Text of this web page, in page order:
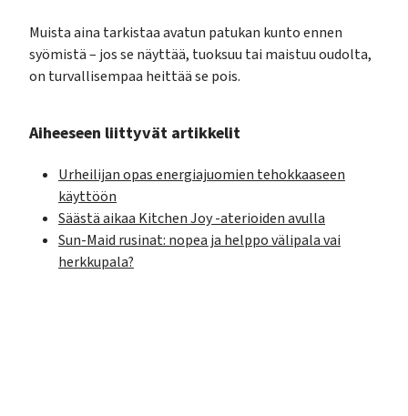
Muista aina tarkistaa avatun patukan kunto ennen
syömistä – jos se näyttää, tuoksuu tai maistuu oudolta,
on turvallisempaa heittää se pois.
Aiheeseen liittyvät artikkelit
Urheilijan opas energiajuomien tehokkaaseen
käyttöön
Säästä aikaa Kitchen Joy -aterioiden avulla
Sun-Maid rusinat: nopea ja helppo välipala vai
herkkupala?